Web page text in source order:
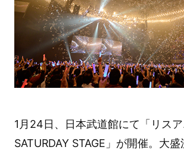
1月24日、日本武道館にて「リス
SATURDAY STAGE」が開催。大